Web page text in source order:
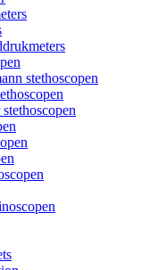
stethoscopen